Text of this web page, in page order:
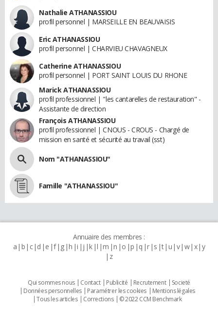
Nathalie ATHANASSIOU
profil personnel | MARSEILLE EN BEAUVAISIS
Eric ATHANASSIOU
profil personnel | CHARVIEU CHAVAGNEUX
Catherine ATHANASSIOU
profil personnel | PORT SAINT LOUIS DU RHONE
Marick ATHANASSIOU
profil professionnel | "les cantarelles de restauration" -
Assistante de direction
François ATHANASSIOU
profil professionnel | CNOUS - CROUS - Chargé de
mission en santé et sécurité au travail (sst)
Nom "ATHANASSIOU"
Famille "ATHANASSIOU"
Annuaire des membres :
a b c d e f g h i j k l m n o p q r s t u v w x y
z
Qui sommes nous Contact Publicité Recrutement
Societé
Données personnelles
Paramétrer les cookies
Mentions légales
Tous les articles
Corrections © 2022 CCM Benchmark